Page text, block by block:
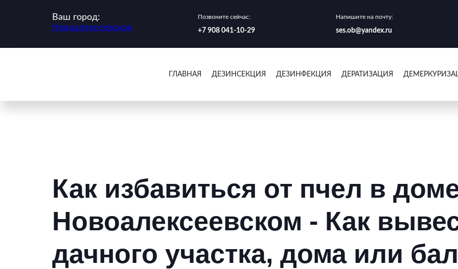
Ваш город:
Новоалексеевское
Позвоните сейчас:
‪+7 908 041-10-29
Напишите на почту:
ses.ob@yandex.ru
ГЛАВНАЯ ДЕЗИНСЕКЦИЯ ДЕЗИНФЕКЦИЯ ДЕРАТИЗАЦИЯ
Как избавиться от пчел в
Новоалексеевском - Как
дачного участка, дома или